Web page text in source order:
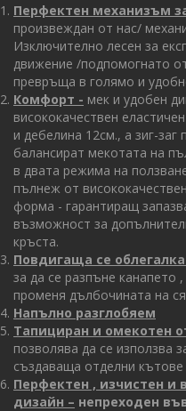
Перфектен механизъм
произвеждан от нас/
Изключително лесен за
движение /подпомогнато
превръща в голямо и
Комфорт - мек и удобен
висококачествен
и дебелина 12см., а зиг-
балансират мекотата на
в двата режима на
пълнеж от
форма - гарантиращ
възможност за
кръста.
Повдигаща се облегалка
за да се разпъне
променя дълбочината на
Напълно разглобяем
Тапициран и омекотен
позволява да се използва
създаваща отделни
Перфектен , изчистен
дизайн – непреходен